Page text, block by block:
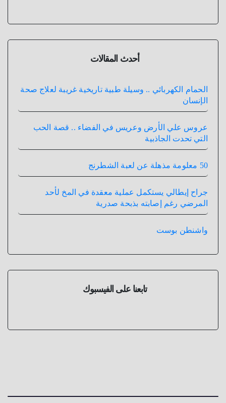
أحدث المقالات
الحمام الكهربائي .. وسيلة طبية تاريخية غريبة لعلاج صحة
الإنسان
عروس علي الأرض وعريس في الفضاء .. قصة الحب
التي تحدت الجاذبية
50 معلومة مذهلة عن لعبة الشطرنج
جراح إيطالي يستكمل عملية معقدة في المخ لأحد
المرضي رغم إصابته بذبحة صدرية
واشنطن بوست
تابعنا على الفيسبوك